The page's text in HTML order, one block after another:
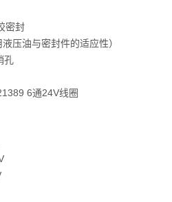
密封
压油与密封件的适应性）
孔
6通24V线圈